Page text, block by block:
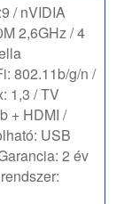
/ nVIDIA
2,6GHz / 4
802.11b/g/n /
1,3 / TV
+ HDMI /
USB
2 év